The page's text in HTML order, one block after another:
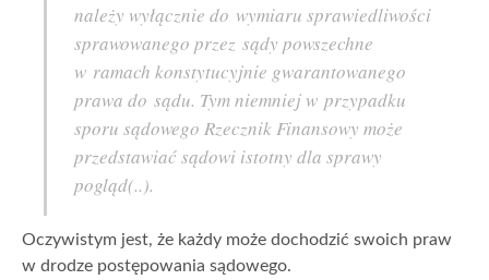
należy wyłącznie do wymiaru sprawiedliwości
sprawowanego przez sądy powszechne
w ramach konstytucyjnie gwarantowanego
prawa do sądu. Tym niemniej w przypadku
sporu sądowego Rzecznik Finansowy może
przedstawiać sądowi istotny dla sprawy
pogląd(..).
Oczywistym jest, że każdy może dochodzić swoich praw
w drodze postępowania sądowego.